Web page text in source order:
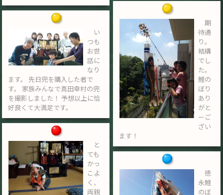
期
待通
り。
結構
でし
た。
鯉の
ぼり
あり
がと
ーご
ざい
ます！
い
つも
お世
話に
なり
ます。 先日兜を購入した者で
す。 家族みんなで真田幸村の兜
を撮影しました！ 予想以上に恰
好良くて大満足です。
と
ても
かっ
こよ
く、
両親
徳
永鯉
のぼ